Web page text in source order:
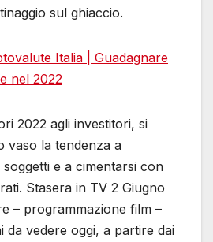
sul ghiaccio.
Italia | Guadagnare
nel 2022
2022 agli investitori, si
vaso la tendenza a
soggetti e a cimentarsi con
Stasera in TV 2 Giugno
– programmazione film –
da vedere oggi, a partire dai